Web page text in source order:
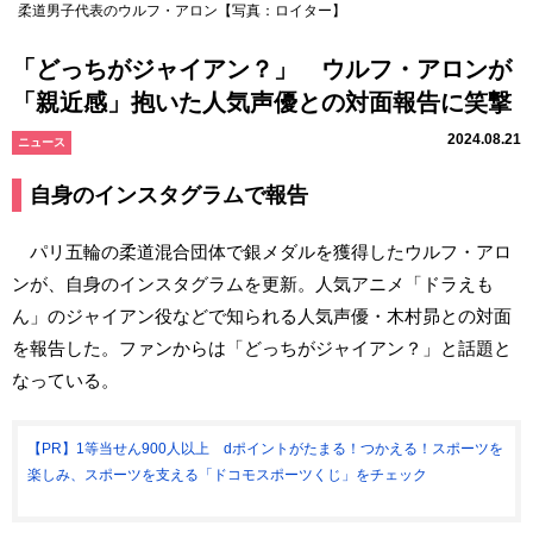
柔道男子代表のウルフ・アロン【写真：ロイター】
「どっちがジャイアン？」 ウルフ・アロンが
「親近感」抱いた人気声優との対面報告に笑撃
ニュース 2024.08.21
自身のインスタグラムで報告
パリ五輪の柔道混合団体で銀メダルを獲得したウルフ・アロ
ンが、自身のインスタグラムを更新。人気アニメ「ドラえも
ん」のジャイアン役などで知られる人気声優・木村昴との対面
を報告した。ファンからは「どっちがジャイアン？」と話題と
なっている。
【PR】1等当せん900人以上 dポイントがたまる！つかえる！スポーツを
楽しみ、スポーツを支える「ドコモスポーツくじ」をチェック